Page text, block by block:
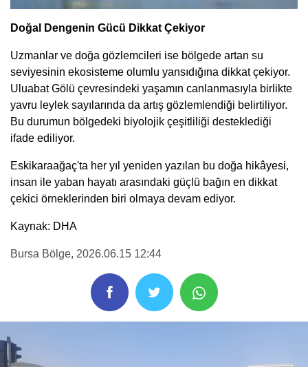
Doğal Dengenin Gücü Dikkat Çekiyor
Uzmanlar ve doğa gözlemcileri ise bölgede artan su
seviyesinin ekosisteme olumlu yansıdığına dikkat çekiyor.
Uluabat Gölü çevresindeki yaşamın canlanmasıyla birlikte
yavru leylek sayılarında da artış gözlemlendiği belirtiliyor.
Bu durumun bölgedeki biyolojik çeşitliliği desteklediği
ifade ediliyor.
Eskikaraağaç'ta her yıl yeniden yazılan bu doğa hikâyesi,
insan ile yaban hayatı arasındaki güçlü bağın en dikkat
çekici örneklerinden biri olmaya devam ediyor.
Kaynak: DHA
Bursa Bölge, 2026.06.15 12:44